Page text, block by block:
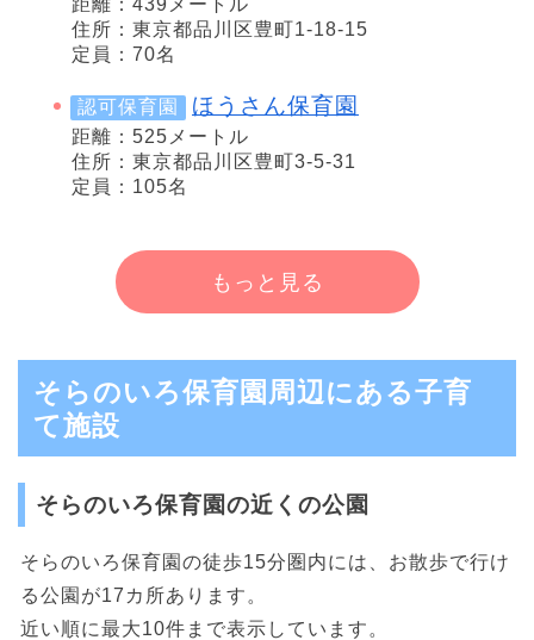
住所：東京都品川区豊町1-18-15
定員：70名
認可保育園 ほうさん保育園
距離：525メートル
住所：東京都品川区豊町3-5-31
定員：105名
もっと見る
そらのいろ保育園周辺にある子育
て施設
そらのいろ保育園の近くの公園
そらのいろ保育園の徒歩15分圏内には、お散歩で行け
る公園が17カ所あります。
近い順に最大10件まで表示しています。